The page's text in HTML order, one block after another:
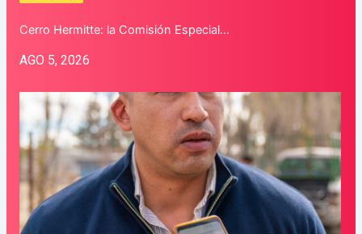
Cerro Hermitte: la Comisión Especial…
AGO 5, 2026